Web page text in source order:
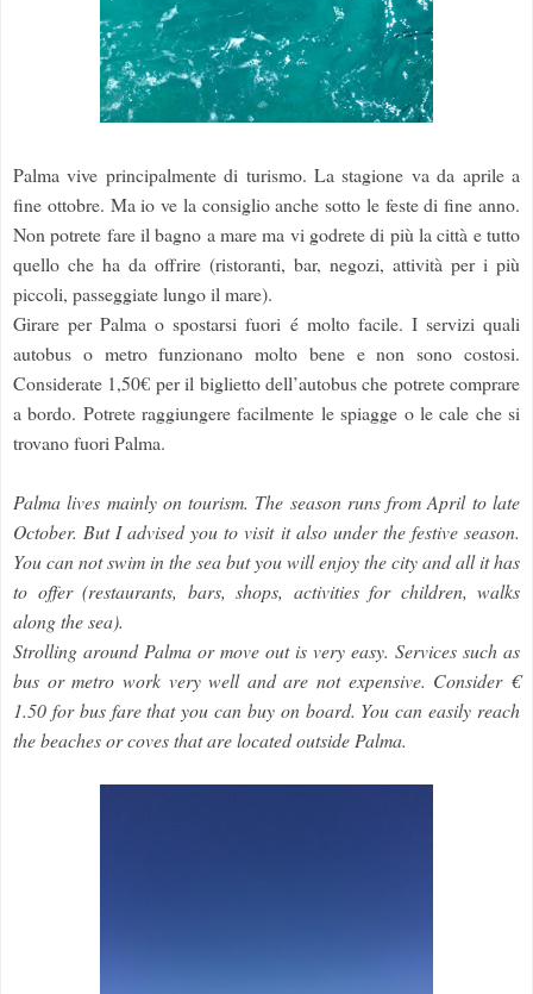
Palma vive principalmente di turismo. La stagione va da aprile a
fine ottobre. Ma io ve la consiglio anche sotto le feste di fine anno.
Non potrete fare il bagno a mare ma vi godrete di più la città e tutto
quello che ha da offrire (ristoranti, bar, negozi, attività per i più
piccoli, passeggiate lungo il mare).
Girare per Palma o spostarsi fuori é molto facile. I servizi quali
autobus o metro funzionano molto bene e non sono costosi.
Considerate 1,50€ per il biglietto dell’autobus che potrete comprare
a bordo. Potrete raggiungere facilmente le spiagge o le cale che si
trovano fuori Palma.
Palma lives mainly on tourism. The season runs from April to late
October. But I advised you to visit it also under the festive season.
You can not swim in the sea but you will enjoy the city and all it has
to offer (restaurants, bars, shops, activities for children, walks
along the sea).
Strolling around Palma or move out is very easy. Services such as
bus or metro work very well and are not expensive. Consider €
1.50 for bus fare that you can buy on board. You can easily reach
the beaches or coves that are located outside Palma.